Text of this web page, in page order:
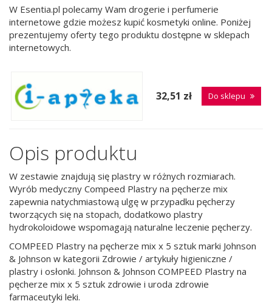
W Esentia.pl polecamy Wam drogerie i perfumerie
internetowe gdzie możesz kupić kosmetyki online. Poniżej
prezentujemy oferty tego produktu dostępne w sklepach
internetowych.
32,51 zł Do sklepu
Opis produktu
W zestawie znajdują się plastry w różnych rozmiarach.
Wyrób medyczny Compeed Plastry na pęcherze mix
zapewnia natychmiastową ulgę w przypadku pęcherzy
tworzących się na stopach, dodatkowo plastry
hydrokoloidowe wspomagają naturalne leczenie pęcherzy.
COMPEED Plastry na pęcherze mix x 5 sztuk marki Johnson
& Johnson w kategorii Zdrowie / artykuły higieniczne /
plastry i osłonki. Johnson & Johnson COMPEED Plastry na
pęcherze mix x 5 sztuk zdrowie i uroda zdrowie
farmaceutyki leki.